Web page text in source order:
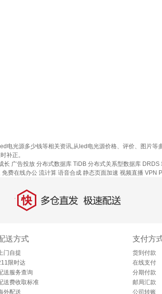
电光源多少钱等相关资讯,从led电光源价格、评价、图片
补正。
长 广告投放 分布式数据库 TiDB 分布式关系型数据库 DRDS
免费在线办公 流计算 语音合成 静态页面加速 视频直播 VPN
快 多仓直发，极速配送
送方式
门自提
限时达
送服务查询
送费收取标准
外配送
支付方
货到付款
在线支付
分期付款
邮局汇款
公司转账